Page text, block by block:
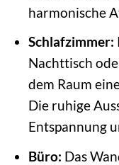
harmonische
Schlafzimmer:
Nachttisch
dem Raum
Die ruhige
Entspannung
Büro: Das